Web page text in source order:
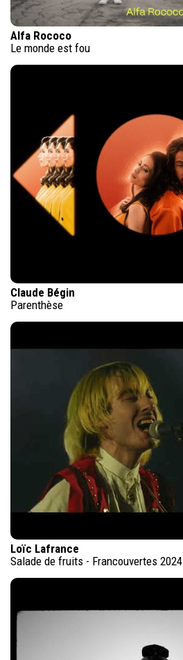
Alfa Rococo
Le monde est fou
Claude Bégin
Parenthèse
Loïc Lafrance
Salade de fruits - Francouvertes 2024